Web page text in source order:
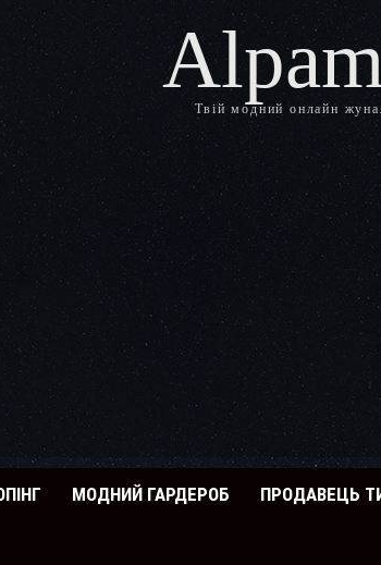
Твій модний онлайн
МОДНИЙ ГАРДЕРОБ ПРОДАВЕЦЬ